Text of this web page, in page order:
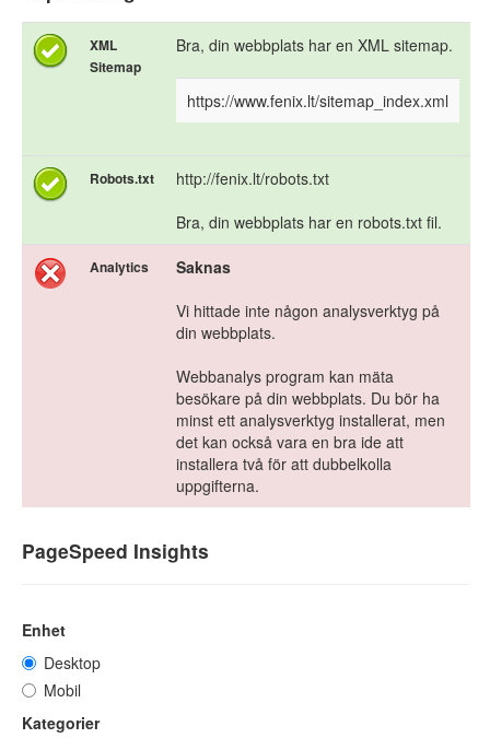
XML
Sitemap
Bra, din webbplats har en XML sitemap.
https://www.fenix.lt/sitemap_index.xml
Robots.txt
http://fenix.lt/robots.txt
Bra, din webbplats har en robots.txt fil.
Analytics
Saknas
Vi hittade inte någon analysverktyg på
din webbplats.
Webbanalys program kan mäta
besökare på din webbplats. Du bör ha
minst ett analysverktyg installerat, men
det kan också vara en bra ide att
installera två för att dubbelkolla
uppgifterna.
PageSpeed Insights
Enhet
Desktop
Mobil
Kategorier